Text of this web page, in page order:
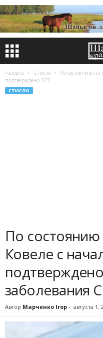
Головна Стисло
По состоянию на
подтверждено 327...
СТИСЛО
По
Ковеле с
заболевания
Автор Марченко Ігор - августа 1,